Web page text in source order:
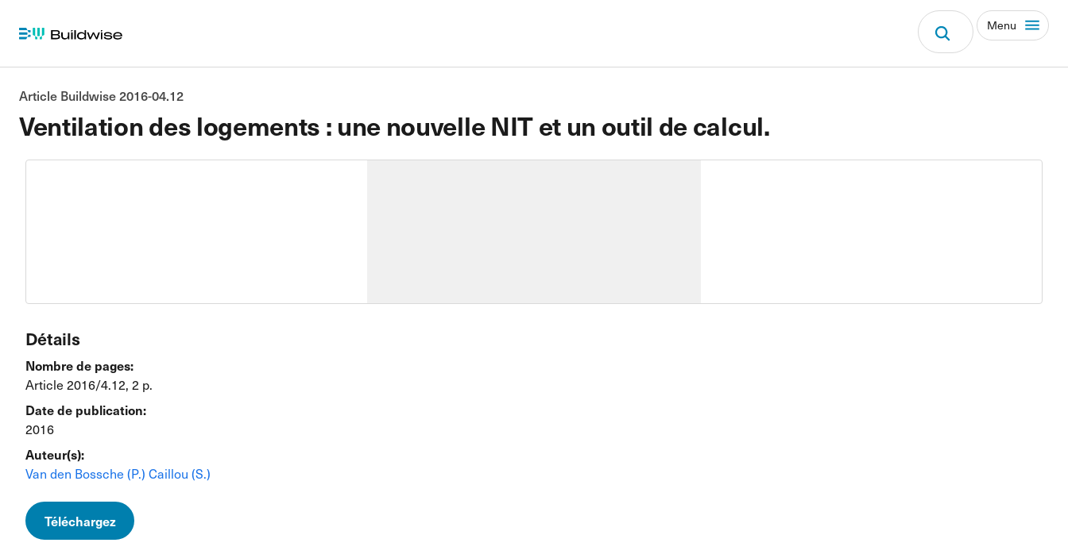
Menu
Ventilation des logements : une nouvelle NIT et un outil de calcul.
Article Buildwise 2016-04.12
Détails
Nombre de pages:
Article 2016/4.12, 2 p.
Date de publication:
2016
Auteur(s):
Van den Bossche (P.) Caillou (S.)
Téléchargez